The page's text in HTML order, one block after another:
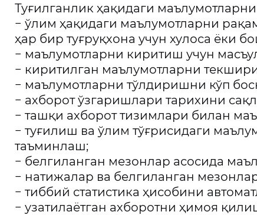
Туғилганлик ҳақидаги
− ўлим ҳақидаги маълумотларни
ҳар бир туғруқхона учун хулоса ёки
− маълумотларни киритиш учун
− киритилган маълумотларни
− маълумотларни тўлдиришни кўп
− ахборот ўзгаришлари тарихини
− ташқи ахборот тизимлари билан
− туғилиш ва ўлим тўғрисидаги
таъминлаш;
− белгиланган мезонлар асосида
− натижалар ва белгиланган
− тиббий статистика ҳисобини
− узатилаётган ахборотни ҳимоя